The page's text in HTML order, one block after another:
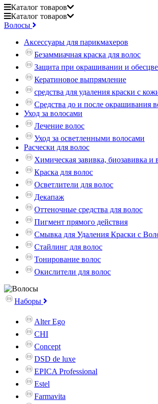
Каталог товаров
Каталог товаров
Волосы
Аксессуары для парикмахеров
Безаммиачная краска для волос
Защита при окрашивании и
Кератиновое выпрямление
средства для удаления краски с
Средства до и после окрашивания
Уход за волосами
Лечение волос
Уход за осветленными волосами
Расчески для волос
Химическая завивка, биозавивка и
Краска для волос
Осветлители для волос
Декапаж
Оттеночные средства для волос
Пигмент прямого действия
Смывка для Удаления Краски с
Стайлинг для волос
Тонирование волос
Окислители для волос
Наборы
Alter Ego
CHI
Concept
DSD de luxe
EPICA Professional
Estel
Farmavita